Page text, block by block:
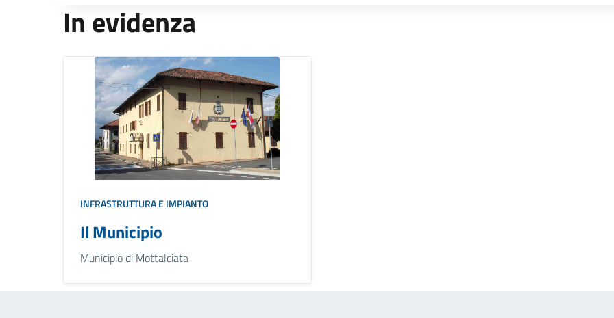
In evidenza
INFRASTRUTTURA E IMPIANTO
Il Municipio
Municipio di Mottalciata